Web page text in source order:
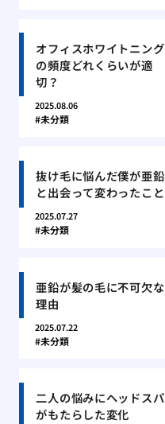
オフィスホワイトニング
の頻度どれくらいが適
切？
2025.08.06
未分類
抜け毛に悩んだ僕が亜鉛
と出会って変わったこと
2025.07.27
未分類
亜鉛が髪の毛に不可欠な
理由
2025.07.22
未分類
二人の悩みにヘッドスパ
がもたらした変化